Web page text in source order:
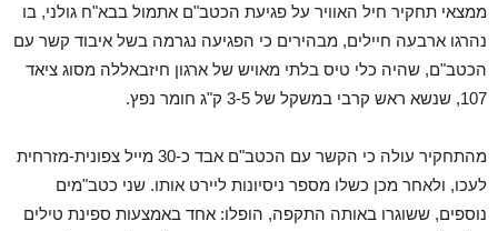
ממצאי תחקיר חיל האוויר על פגיעת הכטב"ם אתמול בבא"ח גולני, בו
נהרגו ארבעה חיילים, מבהירים כי הפגיעה נגרמה בשל איבוד קשר עם
הכטב"ם, שהיה כלי טיס בלתי מאויש של ארגון חיזבאללה מסוג ציאד
107, שנשא ראש קרבי במשקל של 3-5 ק"ג חומר נפץ.
מהתחקיר עולה כי הקשר עם הכטב"ם אבד כ-30 מייל צפונית-מזרחית
לעכו, ולאחר מכן כשלו מספר ניסיונות ליירט אותו. שני כטב"מים
נוספים, ששוגרו באותה התקפה, הופלו: אחד באמצעות ספינת טילים